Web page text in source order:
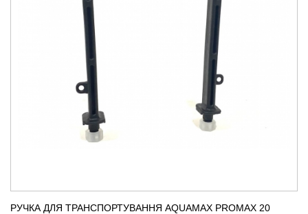
РУЧКА ДЛЯ ТРАНСПОРТУВАННЯ AQUAMAX PROMAX 20